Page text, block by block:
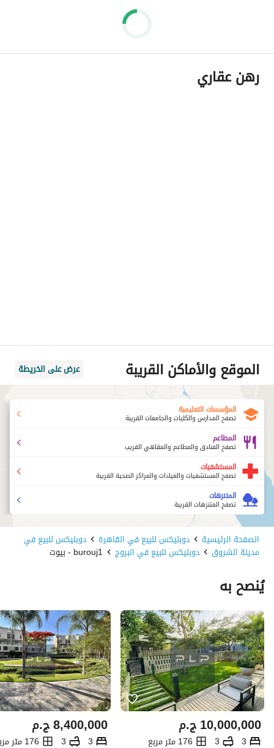
رهن عقاري
الموقع والأماكن القريبة عرض على الخريطة
المؤسسات التعليمية
تصفح المدارس والكليات والجامعات القريبة
المطاعم
تصفح الفنادق والمطاعم والمقاهي القريب
المستشفيات
تصفح المستشفيات والعيادات والمراكز الصحية القريبة
المتنزهات
تصفح المتنزهات القريبة
الصفحة الرئيسية دوبليكس للبيع في القاهرة دوبليكس للبيع في
مدينة الشروق دوبليكس للبيع في البروج burouj1 - بيوت
يُنصح به
ج.م10,000,000
3
3 176 متر مربع
ج.م8,400,000
3
3 176 متر مربع